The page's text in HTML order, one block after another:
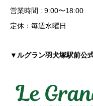
営業時間 : 9:00〜18:00
定休：毎週水曜日
▼ルグラン羽犬塚駅前公